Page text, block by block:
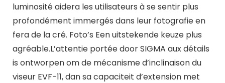
luminosité aidera les utilisateurs à se sentir plus
profondément immergés dans leur fotografie en
fera de la cré. Foto’s Een uitstekende keuze plus
agréable.L’attentie portée door SIGMA aux détails
is ontworpen om de mécanisme d’inclinaison du
viseur EVF-11, dan sa capaciteit d’extension met